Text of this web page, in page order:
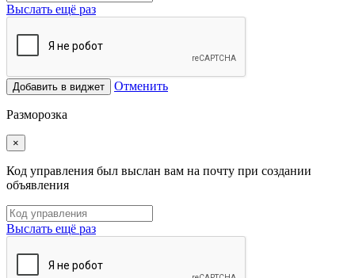
Выслать ещё раз
Добавить в виджет Отменить
Разморозка
×
Код управления был выслан вам на почту при создании
объявления
Выслать ещё раз